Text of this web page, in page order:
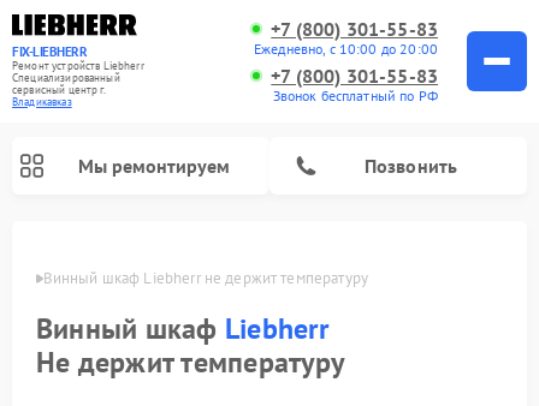
FIX-LIEBHERR
Ремонт устройств Liebherr
Специализированный
cервисный центр г.
Владикавказ
+7 (800) 301-55-83
Ежедневно, с 10:00 до 20:00
+7 (800) 301-55-83
Звонок бесплатный по РФ
Мы ремонтируем Позвонить
Винный шкаф Liebherr не держит температуру
Винный шкаф Liebherr
Не держит температуру